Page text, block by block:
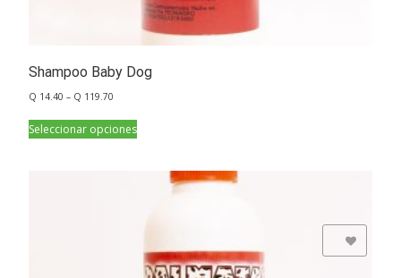
Shampoo Baby Dog
Q 14.40 – Q 119.70
Seleccionar opciones